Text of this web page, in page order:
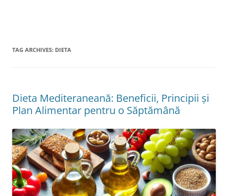
TAG ARCHIVES: DIETA
Dieta Mediteraneană: Beneficii, Principii și
Plan Alimentar pentru o Săptămână